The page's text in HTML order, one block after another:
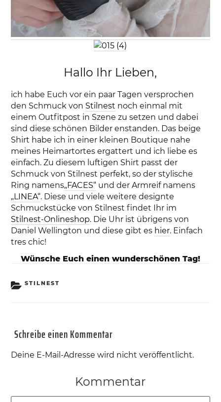
Hallo Ihr Lieben,
ich habe Euch vor ein paar Tagen versprochen
den Schmuck von Stilnest noch einmal mit
einem Outfitpost in Szene zu setzen und dabei
sind diese schönen Bilder enstanden. Das beige
Shirt habe ich in einer kleinen Boutique nahe
meines Heimartortes ergattert und ich liebe es
einfach. Zu diesem luftigen Shirt passt der
Schmuck von Stilnest perfekt, so der stylische
Ring namens„FACES“ und der Armreif namens
„LINEA“. Diese und viele weitere designte
Schmuckstücke von Stilnest findet Ihr im
Stilnest-Onlineshop. Die Uhr ist übrigens von
Daniel Wellington und diese gibt es hier. Einfach
tres chic!
Wünsche Euch einen wunderschönen Tag!
KATEGORIEN
STILNEST
Schreibe einen Kommentar
Deine E-Mail-Adresse wird nicht veröffentlicht.
Kommentar